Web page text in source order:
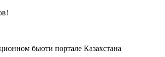
бьюти портале Казахстана